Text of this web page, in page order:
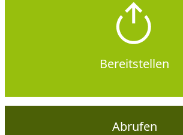
Bereitstellen
Abrufen